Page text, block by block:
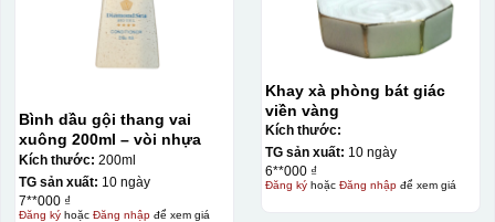
Bình dầu gội thang vai
xuông 200ml – vòi nhựa
Kích thước: 200ml
TG sản xuất: 10 ngày
7**000 ₫
Đăng kýhoặc Đăng nhậpđể xem giá
Khay xà phòng bát giác
viền vàng
Kích thước:
TG sản xuất: 10 ngày
6**000 ₫
Đăng kýhoặc Đăng nhậpđể xem giá